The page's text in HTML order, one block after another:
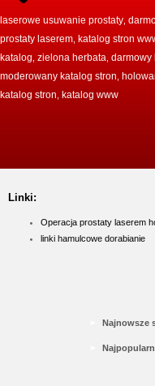
laserowe usuwanie prostaty
prostaty laserem katalog stron
katalog zielona herbata darmowy
moderowany katalog stron
katalog stron katalog www
Linki:
Operacja prostaty laserem
linki hamulcowe dorabianie
Najnowsze